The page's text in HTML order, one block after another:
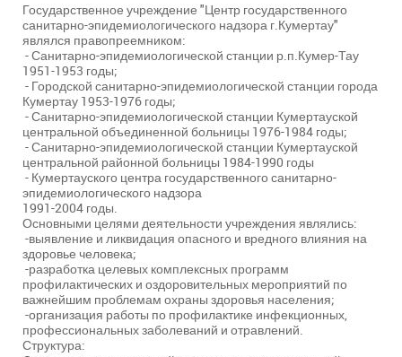
Государственное учреждение "Центр государственного
санитарно-эпидемиологического надзора г.Кумертау"
являлся правопреемником:
- Санитарно-эпидемиологической станции р.п.Кумер-Тау
1951-1953 годы;
- Городской санитарно-эпидемиологической станции города
Кумертау 1953-1976 годы;
- Санитарно-эпидемиологической станции Кумертауской
центральной объединенной больницы 1976-1984 годы;
- Санитарно-эпидемиологической станции Кумертауской
центральной районной больницы 1984-1990 годы
- Кумертауского центра государственного санитарно-
эпидемиологического надзора
1991-2004 годы.
Основными целями деятельности учреждения являлись:
-выявление и ликвидация опасного и вредного влияния на
здоровье человека;
-разработка целевых комплексных программ
профилактических и оздоровительных мероприятий по
важнейшим проблемам охраны здоровья населения;
-организация работы по профилактике инфекционных,
профессиональных заболеваний и отравлений.
Структура: